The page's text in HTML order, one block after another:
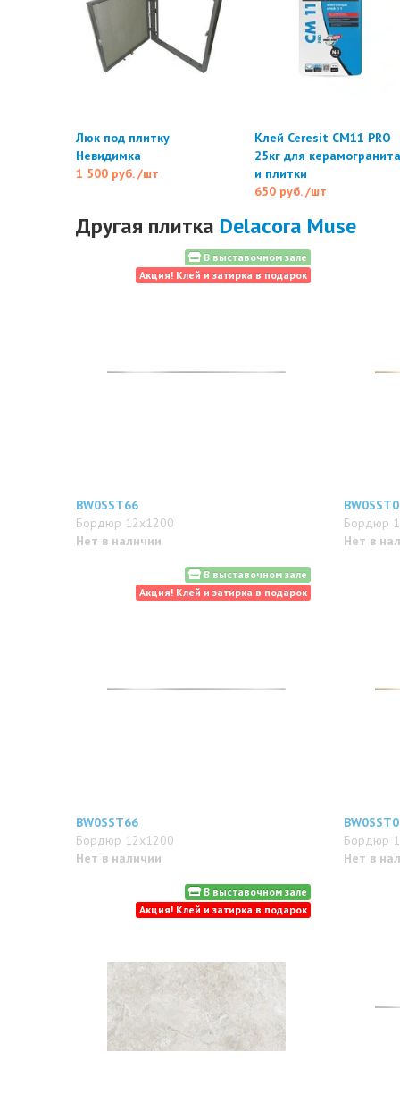
Люк под плитку
Невидимка
1 500 руб./шт
Клей Ceresit CM11 PRO
25кг для керамогранита
и плитки
650 руб./шт
Другая плитка Delacora Muse
В выставочном зале
Акция! Клей и затирка в подарок
BW0SST66
Бордюр 12x1200
Нет в наличии
Бордюр
Нет в
В выставочном зале
Акция! Клей и затирка в подарок
BW0SST66
Бордюр 12x1200
Нет в наличии
Бордюр
Нет в
В выставочном зале
Акция! Клей и затирка в подарок